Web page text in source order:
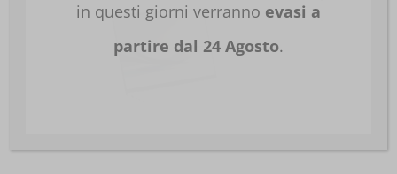
in questi giorni verranno evasi a
partire dal 24 Agosto.